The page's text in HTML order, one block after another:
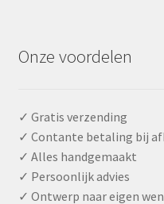
Onze voordelen
✓ Gratis verzending
✓ Contante betaling bij
✓ Alles handgemaakt
✓ Persoonlijk advies
✓ Ontwerp naar eigen